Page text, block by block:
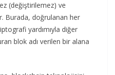
(değiştirilemez) ve
Burada, doğrulanan her
yardımıyla diğer
blok adı verilen bir alana